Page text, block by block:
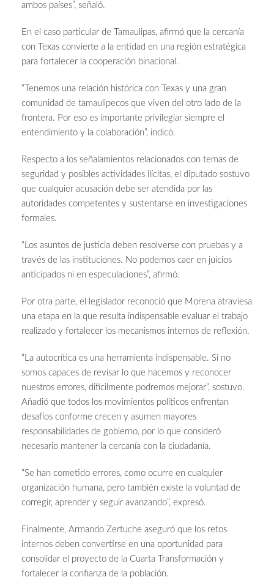
ambos países”, señaló.
En el caso particular de Tamaulipas, afirmó que la cercanía
con Texas convierte a la entidad en una región estratégica
para fortalecer la cooperación binacional.
“Tenemos una relación histórica con Texas y una gran
comunidad de tamaulipecos que viven del otro lado de la
frontera. Por eso es importante privilegiar siempre el
entendimiento y la colaboración”, indicó.
Respecto a los señalamientos relacionados con temas de
seguridad y posibles actividades ilícitas, el diputado sostuvo
que cualquier acusación debe ser atendida por las
autoridades competentes y sustentarse en investigaciones
formales.
“Los asuntos de justicia deben resolverse con pruebas y a
través de las instituciones. No podemos caer en juicios
anticipados ni en especulaciones”, afirmó.
Por otra parte, el legislador reconoció que Morena atraviesa
una etapa en la que resulta indispensable evaluar el trabajo
realizado y fortalecer los mecanismos internos de reflexión.
“La autocrítica es una herramienta indispensable. Si no
somos capaces de revisar lo que hacemos y reconocer
nuestros errores, difícilmente podremos mejorar”, sostuvo.
Añadió que todos los movimientos políticos enfrentan
desafíos conforme crecen y asumen mayores
responsabilidades de gobierno, por lo que consideró
necesario mantener la cercanía con la ciudadanía.
“Se han cometido errores, como ocurre en cualquier
organización humana, pero también existe la voluntad de
corregir, aprender y seguir avanzando”, expresó.
Finalmente, Armando Zertuche aseguró que los retos
internos deben convertirse en una oportunidad para
consolidar el proyecto de la Cuarta Transformación y
fortalecer la confianza de la población.